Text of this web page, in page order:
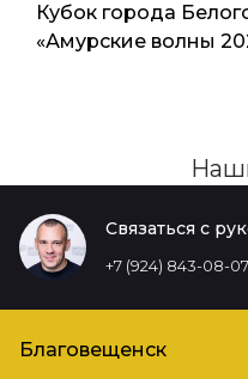
Кубок города
«Амурские волны
Связаться с
+7 (924) 843-08-07
Благовещенск